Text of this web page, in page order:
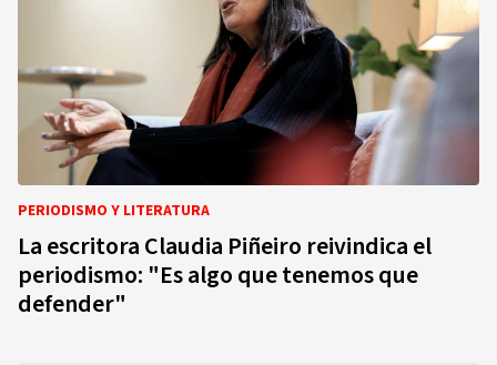
PERIODISMO Y LITERATURA
La escritora Claudia Piñeiro reivindica el
periodismo: "Es algo que tenemos que
defender"